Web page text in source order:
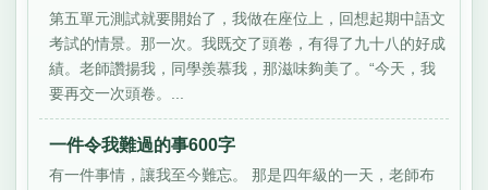
第五單元測試就要開始了，我做在座位上，回想起期中語文
考試的情景。那一次。我既交了頭卷，有得了九十八的好成
績。老師讚揚我，同學羨慕我，那滋味夠美了。“今天，我
要再交一次頭卷。...
一件令我難過的事600字
有一件事情，讓我至今難忘。 那是四年級的一天，老師布